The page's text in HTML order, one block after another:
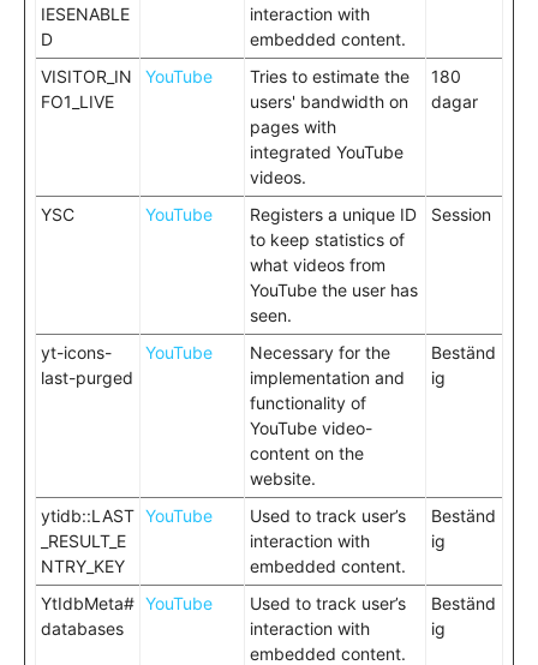
IESENABLE
D
interaction with
embedded content.
VISITOR_IN
FO1_LIVE
YouTube
Tries to estimate the
users' bandwidth on
pages with
integrated YouTube
videos.
180
dagar
YSC YouTube
Registers a unique ID
to keep statistics of
what videos from
YouTube the user has
seen.
Session
yt-icons-
last-purged
YouTube
Necessary for the
implementation and
functionality of
YouTube video-
content on the
website.
Beständ
ig
ytidb::LAST
_RESULT_E
NTRY_KEY
YouTube
Used to track user’s
interaction with
embedded content.
Beständ
ig
YtIdbMeta#
databases
YouTube
Used to track user’s
interaction with
embedded content.
Beständ
ig